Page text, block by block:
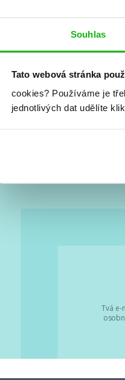
Souhlas
Tato webová stránka
cookies? Používáme je
jednotlivých dat udělíte
Tvá e-